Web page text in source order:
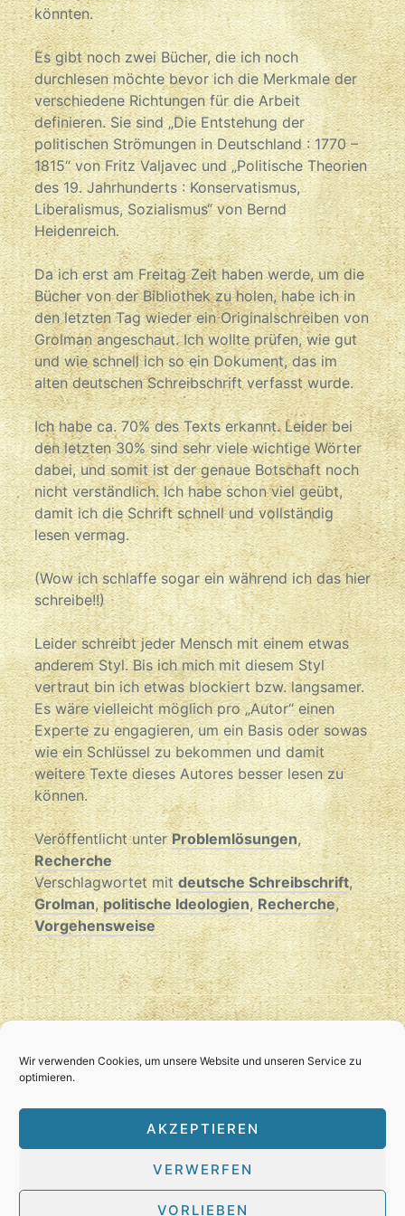
Wir verwenden Cookies, um unsere Website und unseren Service zu
optimieren.
AKZEPTIEREN
VERWERFEN
VORLIEBEN
könnten.
Es gibt noch zwei Bücher, die ich noch
durchlesen möchte bevor ich die Merkmale der
verschiedene Richtungen für die Arbeit
definieren. Sie sind „Die Entstehung der
politischen Strömungen in Deutschland : 1770 –
1815“ von Fritz Valjavec und „Politische Theorien
des 19. Jahrhunderts : Konservatismus,
Liberalismus, Sozialismus“ von Bernd
Heidenreich.
Da ich erst am Freitag Zeit haben werde, um die
Bücher von der Bibliothek zu holen, habe ich in
den letzten Tag wieder ein Originalschreiben von
Grolman angeschaut. Ich wollte prüfen, wie gut
und wie schnell ich so ein Dokument, das im
alten deutschen Schreibschrift verfasst wurde.
Ich habe ca. 70% des Texts erkannt. Leider bei
den letzten 30% sind sehr viele wichtige Wörter
dabei, und somit ist der genaue Botschaft noch
nicht verständlich. Ich habe schon viel geübt,
damit ich die Schrift schnell und vollständig
lesen vermag.
(Wow ich schlaffe sogar ein während ich das hier
schreibe!!)
Leider schreibt jeder Mensch mit einem etwas
anderem Styl. Bis ich mich mit diesem Styl
vertraut bin ich etwas blockiert bzw. langsamer.
Es wäre vielleicht möglich pro „Autor“ einen
Experte zu engagieren, um ein Basis oder sowas
wie ein Schlüssel zu bekommen und damit
weitere Texte dieses Autores besser lesen zu
können.
Veröffentlicht unterProblemlösungen,
Recherche
Verschlagwortet mitdeutsche Schreibschrift,
Grolman,politische Ideologien,Recherche,
Vorgehensweise
Restauration von Haller